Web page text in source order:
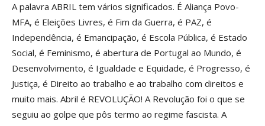
A palavra ABRIL tem vários significados. É Aliança Povo-
MFA, é Eleições Livres, é Fim da Guerra, é PAZ, é
Independência, é Emancipação, é Escola Pública, é Estado
Social, é Feminismo, é abertura de Portugal ao Mundo, é
Desenvolvimento, é Igualdade e Equidade, é Progresso, é
Justiça, é Direito ao trabalho e ao trabalho com direitos e
muito mais. Abril é REVOLUÇÃO! A Revolução foi o que se
seguiu ao golpe que pôs termo ao regime fascista. A